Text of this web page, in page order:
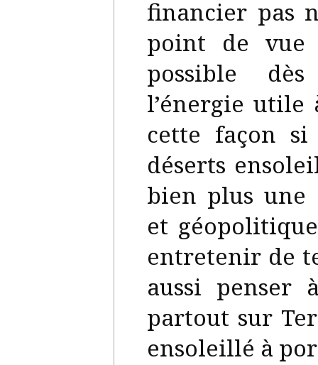
financier pas
point de vue
possible
l’énergie utile
cette façon
déserts
bien plus une
et
entretenir de
aussi penser
partout sur
ensoleillé à